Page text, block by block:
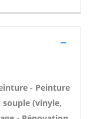
- Peinture
(vinyle,